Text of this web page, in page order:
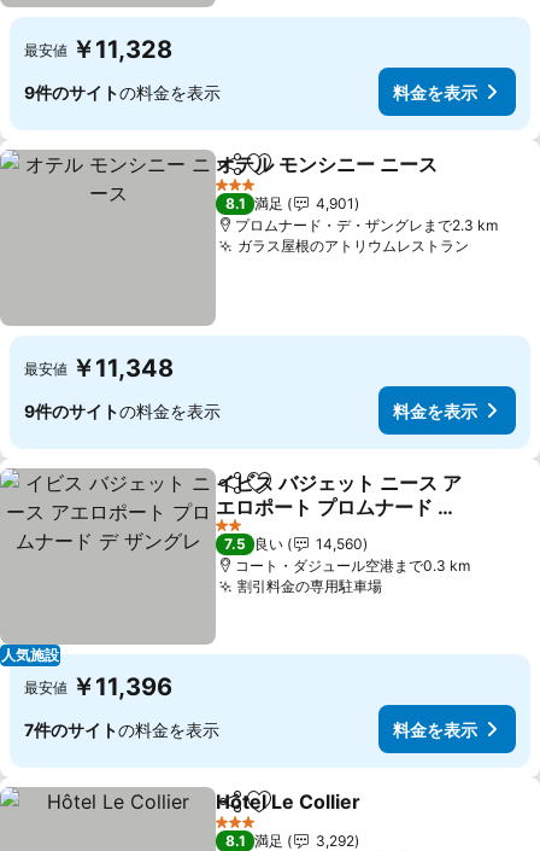
最安値 ￥11,328
9件のサイトの料金を表示 料金を表示
シェアお気に入りに追加
オテル モンシニー ニース
3 ホテルのランク
8.1 満足
4,901
プロムナード・デ・ザングレまで2.3 km
ガラス屋根のアトリウムレストラン
最安値 ￥11,348
9件のサイトの料金を表示 料金を表示
人気施設
シェアお気に入りに追加
イビス バジェット ニース ア
エロポート プロムナード デ
ザングレ
料金を表示
2 ホテルのランク
7.5 良い
14,560
コート・ダジュール空港まで0.3 km
割引料金の専用駐車場料金を表示
最安値 ￥11,396
7件のサイトの料金を表示 料金を表示
シェアお気に入りに追加
Hôtel Le Collier
3 ホテルのランク
8.1 満足
3,292